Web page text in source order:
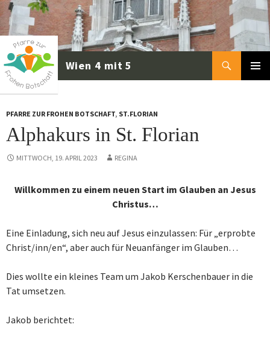
Zum
Inhalt
springen
Suchen
PFARRE ZUR FROHEN BOTSCHAFT, ST.FLORIAN
Alphakurs in St. Florian
MITTWOCH, 19. APRIL 2023 REGINA
Willkommen zu einem neuen Start im Glauben an Jesus
Christus…
Eine Einladung, sich neu auf Jesus einzulassen: Für „erprobte
Christ/inn/en“, aber auch für Neuanfänger im Glauben…
Dies wollte ein kleines Team um Jakob Kerschenbauer in die
Tat umsetzen.
Jakob berichtet: